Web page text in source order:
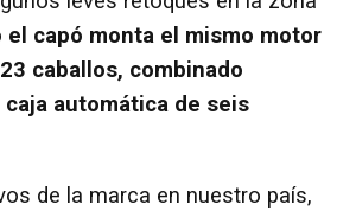
el capó monta el mismo motor
caballos, combinado
automática de seis
de la marca en nuestro país,